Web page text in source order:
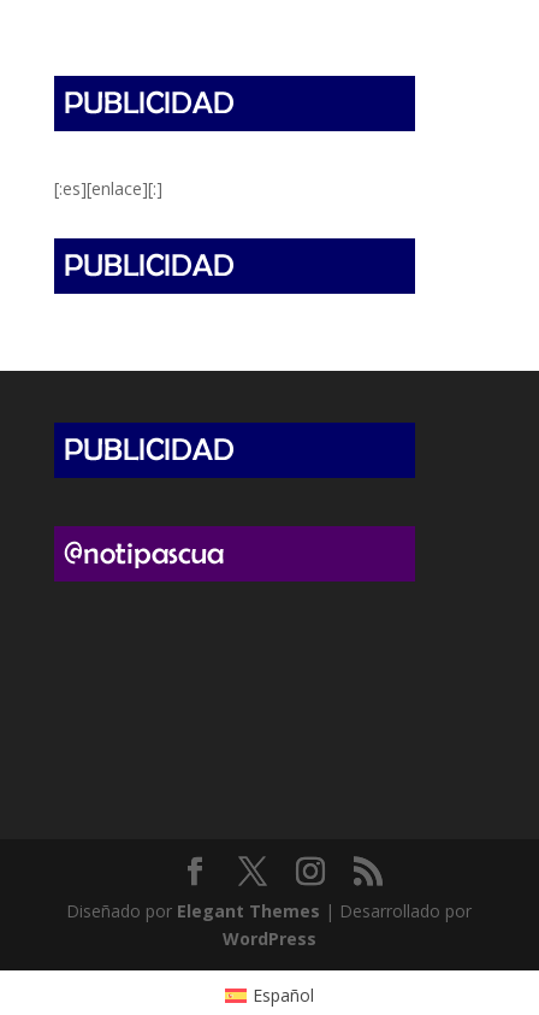
[:es][enlace][:]
Diseñado por Elegant Themes | Desarrollado por
WordPress
Español